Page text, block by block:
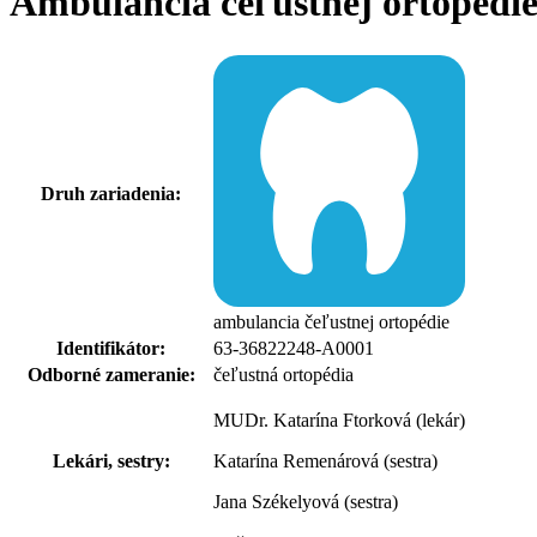
Druh zariadenia:
ambulancia čeľustnej ortopédie
Identifikátor:
63-36822248-A0001
Odborné zameranie:
čeľustná ortopédia
Lekári, sestry:
MUDr. Katarína Ftorková (lekár)
Katarína Remenárová (sestra)
Jana Székelyová (sestra)